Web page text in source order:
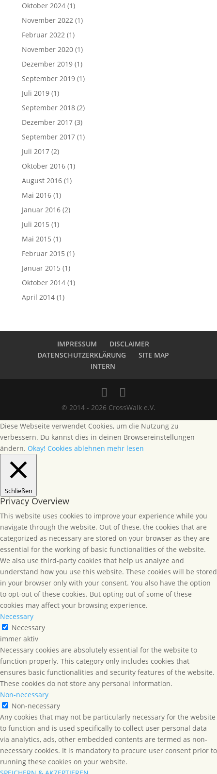
Oktober 2024(1)
November 2022(1)
Februar 2022(1)
November 2020(1)
Dezember 2019(1)
September 2019(1)
Juli 2019(1)
September 2018(2)
Dezember 2017(3)
September 2017(1)
Juli 2017(2)
Oktober 2016(1)
August 2016(1)
Mai 2016(1)
Januar 2016(2)
Juli 2015 (1)
Mai 2015 (1)
Februar 2015 (1)
Januar 2015 (1)
Oktober 2014(1)
April 2014(1)
IMPRESSUM
DISCLAIMER
DATENSCHUTZERKLÄRUNG
SITE MAP
INTERN
© 2014 - 2026 CrossWalk e.V.
Diese Webseite verwendet Cookies, um die Nutzung zu
verbessern. Du kannst dies in deinen Browsereinstellungen
ändern. Okay! Cookies ablehnen mehr lesen
Schließen
Privacy Overview
This website uses cookies to improve your experience while you
navigate through the website. Out of these, the cookies that are
categorized as necessary are stored on your browser as they are
essential for the working of basic functionalities of the website.
We also use third-party cookies that help us analyze and
understand how you use this website. These cookies will be stored
in your browser only with your consent. You also have the option
to opt-out of these cookies. But opting out of some of these
cookies may affect your browsing experience.
Necessary
Necessary
immer aktiv
Necessary cookies are absolutely essential for the website to
function properly. This category only includes cookies that
ensures basic functionalities and security features of the website.
These cookies do not store any personal information.
Non-necessary
Non-necessary
Any cookies that may not be particularly necessary for the website
to function and is used specifically to collect user personal data
via analytics, ads, other embedded contents are termed as non-
necessary cookies. It is mandatory to procure user consent prior to
running these cookies on your website.